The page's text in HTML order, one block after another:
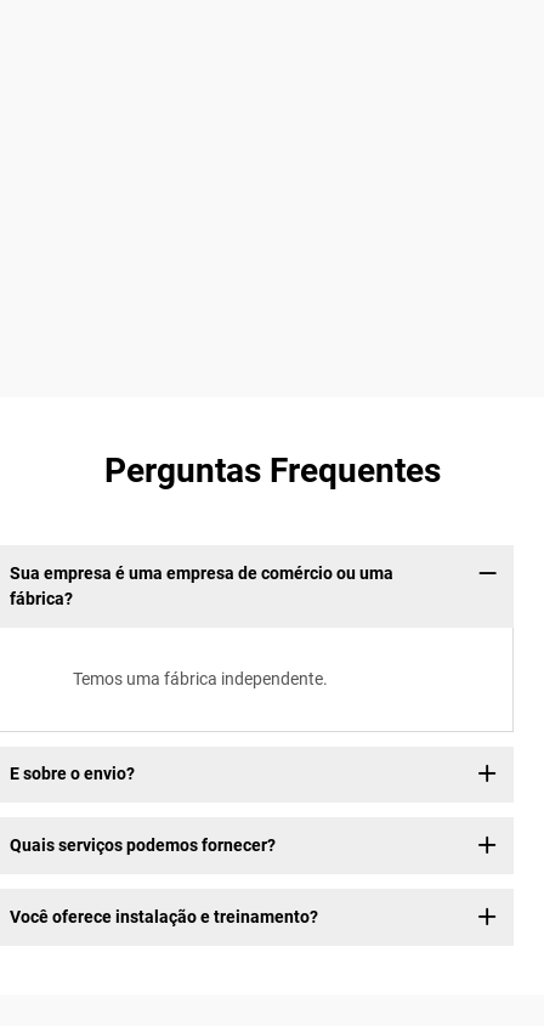
Perguntas Frequentes
Sua empresa é uma empresa de comércio ou uma
fábrica?
Temos uma fábrica independente.
E sobre o envio?
Quais serviços podemos fornecer?
Você oferece instalação e treinamento?